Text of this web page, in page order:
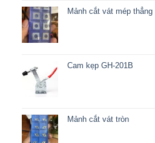
Mảnh cắt vát mép thẳng
Cam kẹp GH-201B
Mảnh cắt vát tròn